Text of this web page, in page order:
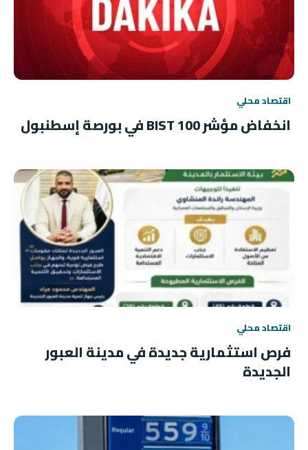
اقتصاد محلي
انخفاض مؤشر BIST 100 في بورصة إسطنبول
اقتصاد محلي
فرص استثمارية جديدة في مدينة العبور
الجديدة